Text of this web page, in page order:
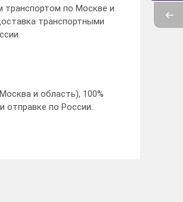
транспортом по Москве и
транспортными
и область), 100%
отправке по России.